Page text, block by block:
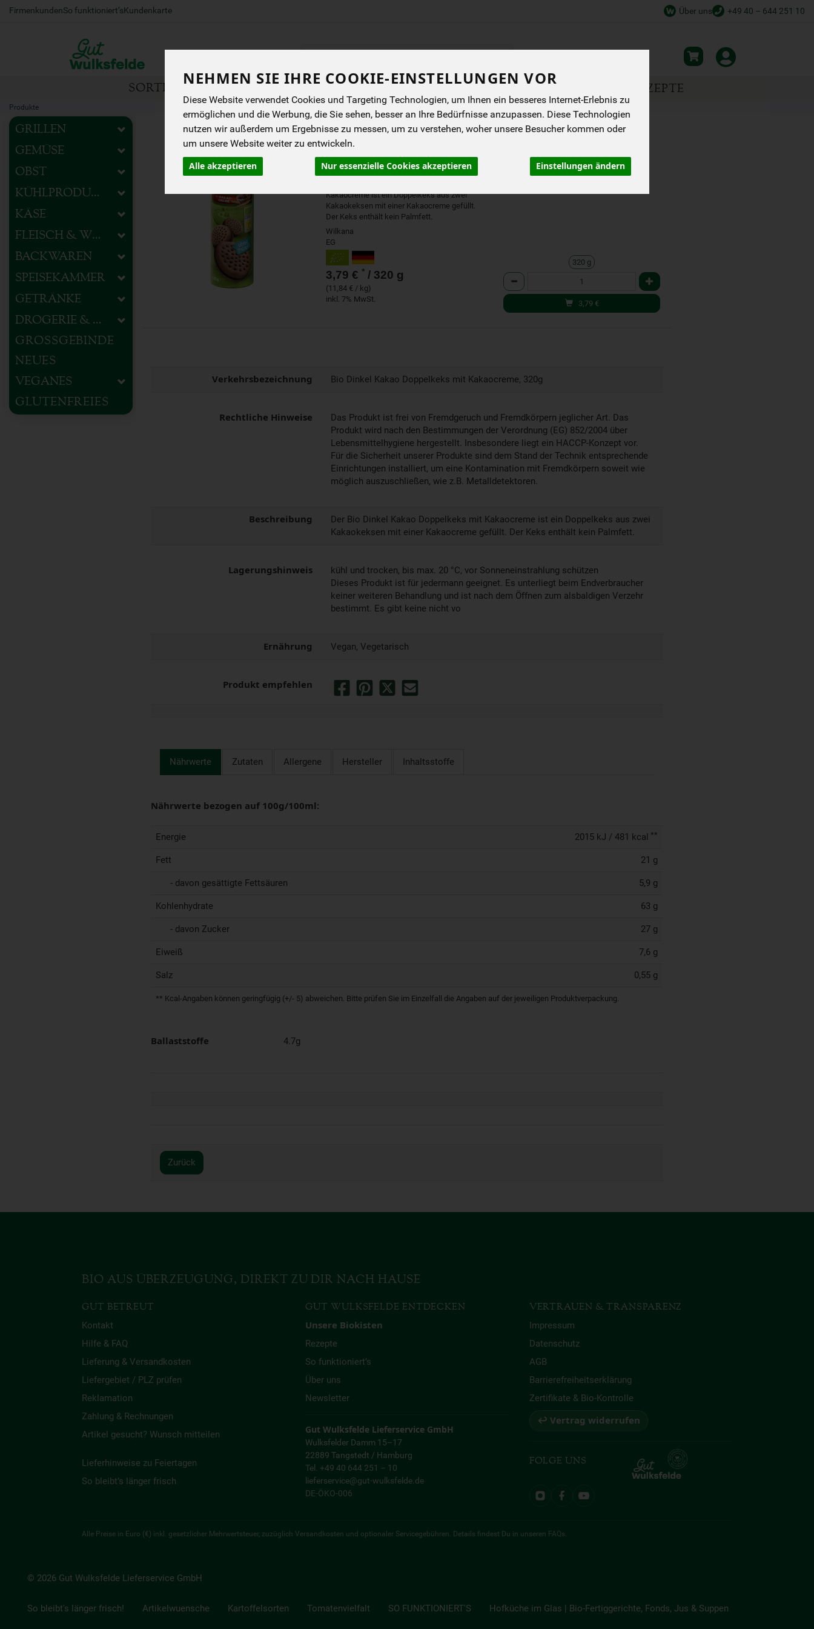
NEHMEN SIE IHRE COOKIE-EINSTELLUNGEN VOR
Diese Website verwendet Cookies und Targeting Technologien, um Ihnen ein besseres Internet-Erlebnis zu
ermöglichen und die Werbung, die Sie sehen, besser an Ihre Bedürfnisse anzupassen. Diese Technologien
nutzen wir außerdem um Ergebnisse zu messen, um zu verstehen, woher unsere Besucher kommen oder
um unsere Website weiter zu entwickeln.
Alle akzeptieren Nur essenzielle Cookies akzeptieren Einstellungen ändern
FirmenkundenSo funktioniert’sKundenkarte +49 40 – 644 251 10
Über uns
Produkt
SORTIMENT REZEPTE
Produkte
GRILLEN
GEMÜSE
OBST
KÜHLPRODUKTE
KÄSE
FLEISCH & WURST
BACKWAREN
SPEISEKAMMER
GETRÄNKE
DROGERIE & HAUSHALT
GROSSGEBINDE
NEUES
VEGANES
GLUTENFREIES
DINKEL KAKAO DOPPELKEKS MIT
KAKAOCREME
Kakaocreme ist ein Doppelkeks aus zwei
Kakaokeksen mit einer Kakaocreme gefüllt.
Der Keks enthält kein Palmfett.
Wilkana
EG
3,79 € * / 320 g
(11,84 € / kg)
inkl. 7% MwSt.
320 g
Anzahl
3,79 €
Verkehrsbezeichnung Bio Dinkel Kakao Doppelkeks mit Kakaocreme, 320g
Rechtliche Hinweise
Das Produkt ist frei von Fremdgeruch und Fremdkörpern jeglicher Art. Das
Produkt wird nach den Bestimmungen der Verordnung (EG) 852/2004 über
Lebensmittelhygiene hergestellt. Insbesondere liegt ein HACCP-Konzept vor.
Für die Sicherheit unserer Produkte sind dem Stand der Technik entsprechende
Einrichtungen installiert, um eine Kontamination mit Fremdkörpern soweit wie
möglich auszuschließen, wie z.B. Metalldetektoren.
Beschreibung
Der Bio Dinkel Kakao Doppelkeks mit Kakaocreme ist ein Doppelkeks aus zwei
Kakaokeksen mit einer Kakaocreme gefüllt. Der Keks enthält kein Palmfett.
Lagerungshinweis
kühl und trocken, bis max. 20 °C, vor Sonneneinstrahlung schützen
Dieses Produkt ist für jedermann geeignet. Es unterliegt beim Endverbraucher
keiner weiteren Behandlung und ist nach dem Öffnen zum alsbaldigen Verzehr
bestimmt. Es gibt keine nicht vo
Ernährung Vegan, Vegetarisch
Produkt empfehlen
Nährwerte Zutaten Allergene Hersteller Inhaltsstoffe
Nährwerte bezogen auf 100g/100ml:
Energie 2015 kJ / 481 kcal **
Fett 21 g
- davon gesättigte Fettsäuren 5,9 g
Kohlenhydrate 63 g
- davon Zucker 27 g
Eiweiß 7,6 g
Salz 0,55 g
** Kcal-Angaben können geringfügig (+/- 5) abweichen. Bitte prüfen Sie im Einzelfall die Angaben auf der jeweiligen Produktverpackung.
Ballaststoffe 4.7g
Zurück
BIO AUS ÜBERZEUGUNG, DIREKT ZU DIR NACH HAUSE
GUT BETREUT
Kontakt
Hilfe & FAQ
Lieferung & Versandkosten
Liefergebiet / PLZ prüfen
Reklamation
Zahlung & Rechnungen
Artikel gesucht? Wunsch mitteilen
Lieferhinweise zu Feiertagen
So bleibt’s länger frisch
GUT WULKSFELDE ENTDECKEN
Unsere Biokisten
Rezepte
So funktioniert’s
Über uns
Newsletter
Gut Wulksfelde Lieferservice GmbH
Wulksfelder Damm 15–17
22889 Tangstedt / Hamburg
Tel. +49 40 644 251 – 10
lieferservice@gut-wulksfelde.de
DE-ÖKO-006
VERTRAUEN & TRANSPARENZ
Impressum
Datenschutz
AGB
Barrierefreiheitserklärung
Zertifikate & Bio-Kontrolle
↩ Vertrag widerrufen
FOLGE UNS
Alle Preise in Euro (€) inkl. gesetzlicher Mehrwertsteuer, zuzüglich Versandkosten und optionaler Servicegebühren. Details findest Du in unseren FAQs
© 2026 Gut Wulksfelde Lieferservice GmbH
So bleibt's länger frisch! Artikelwuensche Kartoffelsorten Tomatenvielfalt SO FUNKTIONIERT'S Hofküche im Glas | Bio-Fertiggerichte, Fonds, Jus & Suppen